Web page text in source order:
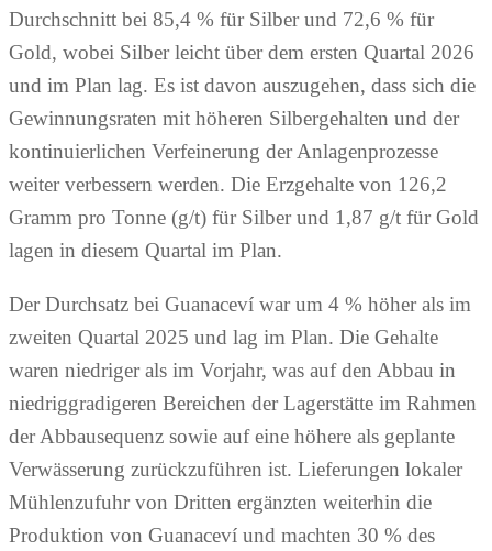
Durchschnitt bei 85,4 % für Silber und 72,6 % für
Gold, wobei Silber leicht über dem ersten Quartal 2026
und im Plan lag. Es ist davon auszugehen, dass sich die
Gewinnungsraten mit höheren Silbergehalten und der
kontinuierlichen Verfeinerung der Anlagenprozesse
weiter verbessern werden. Die Erzgehalte von 126,2
Gramm pro Tonne (g/t) für Silber und 1,87 g/t für Gold
lagen in diesem Quartal im Plan.
Der Durchsatz bei Guanaceví war um 4 % höher als im
zweiten Quartal 2025 und lag im Plan. Die Gehalte
waren niedriger als im Vorjahr, was auf den Abbau in
niedriggradigeren Bereichen der Lagerstätte im Rahmen
der Abbausequenz sowie auf eine höhere als geplante
Verwässerung zurückzuführen ist. Lieferungen lokaler
Mühlenzufuhr von Dritten ergänzten weiterhin die
Produktion von Guanaceví und machten 30 % des